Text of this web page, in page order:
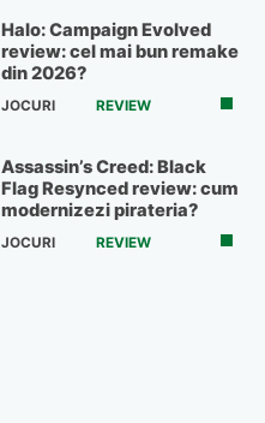
Halo: Campaign Evolved
review: cel mai bun remake
din 2026?
JOCURI REVIEW
Assassin’s Creed: Black
Flag Resynced review: cum
modernizezi pirateria?
JOCURI REVIEW